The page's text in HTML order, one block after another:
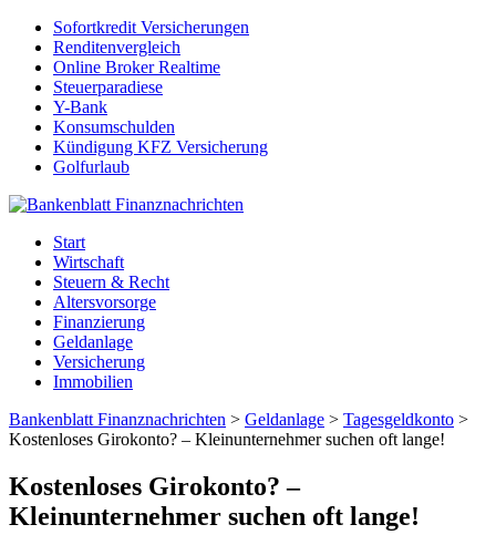
Sofortkredit Versicherungen
Renditenvergleich
Online Broker Realtime
Steuerparadiese
Y-Bank
Konsumschulden
Kündigung KFZ Versicherung
Golfurlaub
Start
Wirtschaft
Steuern & Recht
Altersvorsorge
Finanzierung
Geldanlage
Versicherung
Immobilien
Bankenblatt Finanznachrichten > Geldanlage > Tagesgeldkonto >
Kostenloses Girokonto? – Kleinunternehmer suchen oft lange!
Kostenloses Girokonto? –
Kleinunternehmer suchen oft lange!